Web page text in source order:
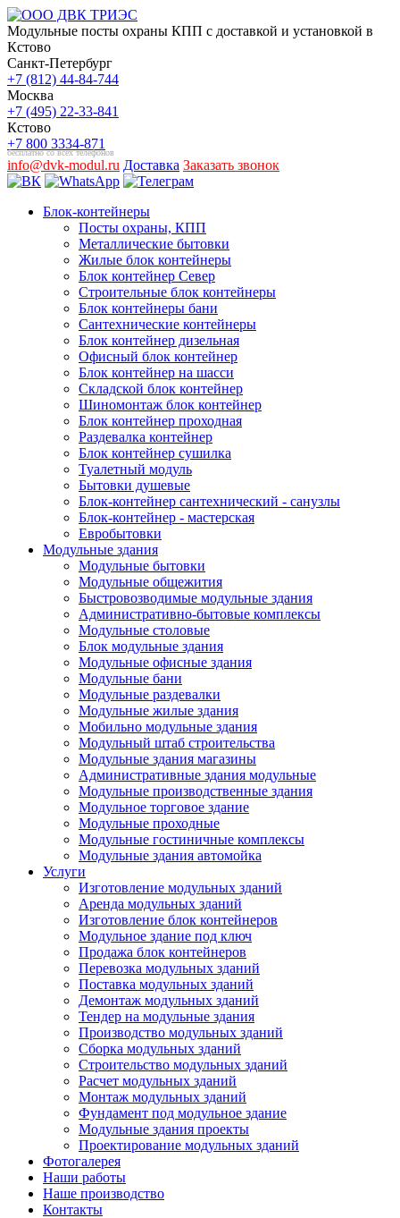
Модульные посты охраны КПП с доставкой и установкой в
Кстово
Санкт-Петербург
+7 (812) 44-84-744
Москва
+7 (495) 22-33-841
Кстово
+7 800 3334-871
бесплатно со всех телефонов
info@dvk-modul.ru Доставка Заказать звонок
Блок-контейнеры
Посты охраны, КПП
Металлические бытовки
Жилые блок контейнеры
Блок контейнер Север
Строительные блок контейнеры
Блок контейнеры бани
Сантехнические контейнеры
Блок контейнер дизельная
Офисный блок контейнер
Блок контейнер на шасси
Складской блок контейнер
Шиномонтаж блок контейнер
Блок контейнер проходная
Раздевалка контейнер
Блок контейнер сушилка
Туалетный модуль
Бытовки душевые
Блок-контейнер сантехнический - санузлы
Блок-контейнер - мастерская
Евробытовки
Модульные здания
Модульные бытовки
Модульные общежития
Быстровозводимые модульные здания
Административно-бытовые комплексы
Модульные столовые
Блок модульные здания
Модульные офисные здания
Модульные бани
Модульные раздевалки
Модульные жилые здания
Мобильно модульные здания
Модульный штаб строительства
Модульные здания магазины
Административные здания модульные
Модульные производственные здания
Модульное торговое здание
Модульные проходные
Модульные гостиничные комплексы
Модульные здания автомойка
Услуги
Изготовление модульных зданий
Аренда модульных зданий
Изготовление блок контейнеров
Модульное здание под ключ
Продажа блок контейнеров
Перевозка модульных зданий
Поставка модульных зданий
Демонтаж модульных зданий
Тендер на модульные здания
Производство модульных зданий
Сборка модульных зданий
Строительство модульных зданий
Расчет модульных зданий
Монтаж модульных зданий
Фундамент под модульное здание
Модульные здания проекты
Проектирование модульных зданий
Фотогалерея
Наши работы
Наше производство
Контакты